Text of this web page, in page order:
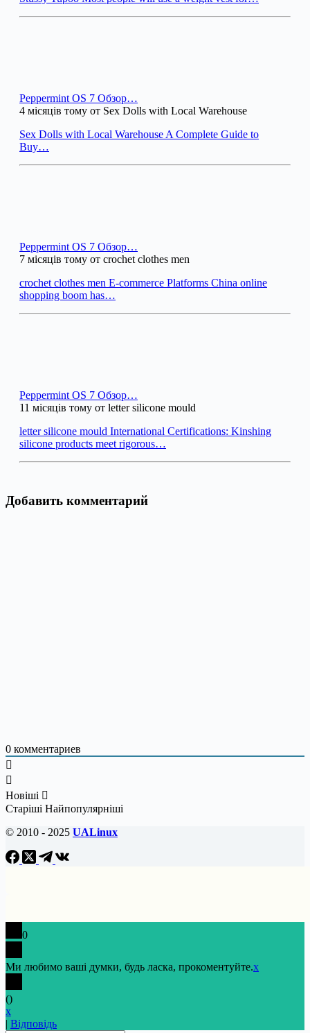
Peppermint OS 7 Обзор…
4 місяців тому от Sex Dolls with Local Warehouse
Sex Dolls with Local Warehouse A Complete Guide to
Buy…
Peppermint OS 7 Обзор…
7 місяців тому от crochet clothes men
crochet clothes men E-commerce Platforms China online
shopping boom has…
Peppermint OS 7 Обзор…
11 місяців тому от letter silicone mould
letter silicone mould International Certifications: Kinshing
silicone products meet rigorous…
Добавить комментарий
0 комментариев
Новіші
Старіші Найпопулярніші
© 2010 - 2025 UALinux
0
Ми любимо ваші думки, будь ласка, прокоментуйте.x
()
x
| Відповідь